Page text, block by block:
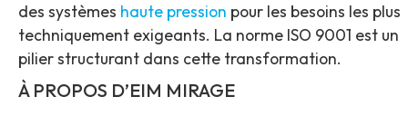
des systèmes haute pression pour les besoins les plus
techniquement exigeants. La norme ISO 9001 est un
pilier structurant dans cette transformation.
À PROPOS D’EIM MIRAGE